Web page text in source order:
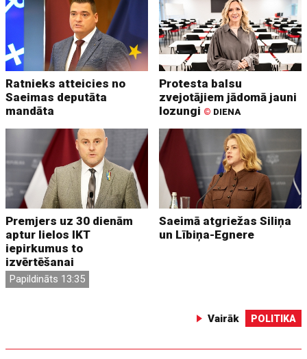
Ratnieks atteicies no
Saeimas deputāta
mandāta
Protesta balsu
zvejotājiem jādomā jauni
lozungi © DIENA
Premjers uz 30 dienām
aptur lielos IKT
iepirkumus to
izvērtēšanai
Papildināts 13:35
Saeimā atgriežas Siliņa
un Lībiņa-Egnere
Vairāk POLITIKA